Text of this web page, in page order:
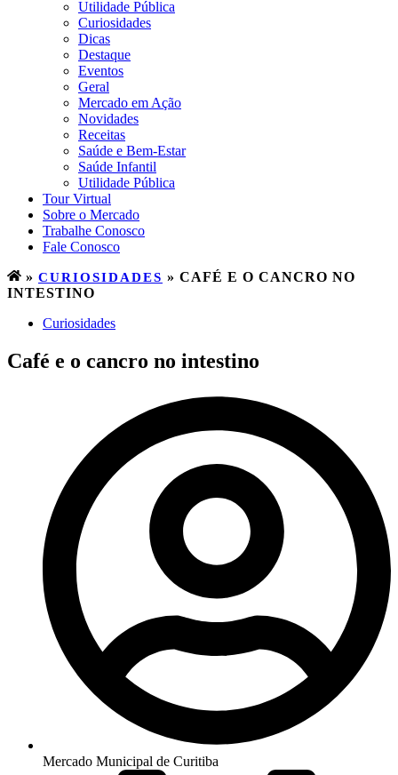
Utilidade Pública
Curiosidades
Dicas
Destaque
Eventos
Geral
Mercado em Ação
Novidades
Receitas
Saúde e Bem-Estar
Saúde Infantil
Utilidade Pública
Tour Virtual
Sobre o Mercado
Trabalhe Conosco
Fale Conosco
» CURIOSIDADES » CAFÉ E O CANCRO NO
INTESTINO
Curiosidades
Café e o cancro no intestino
Mercado Municipal de Curitiba